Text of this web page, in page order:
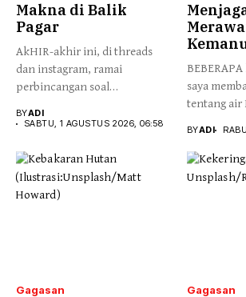
Makna di Balik
Pagar
AkHIR-akhir ini, di threads
dan instagram, ramai
perbincangan soal
BYADI
SABTU, 1 AGUSTUS 2026, 06:58
saya
tentang air
BYADI
Gagasan Gagasan